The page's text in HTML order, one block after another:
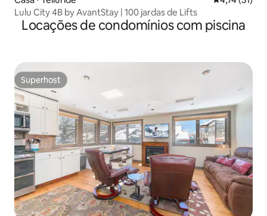
Lulu City 4B by AvantStay | 100 jardas de Lifts
Locações de condomínios com piscina
Superhost
Superhost